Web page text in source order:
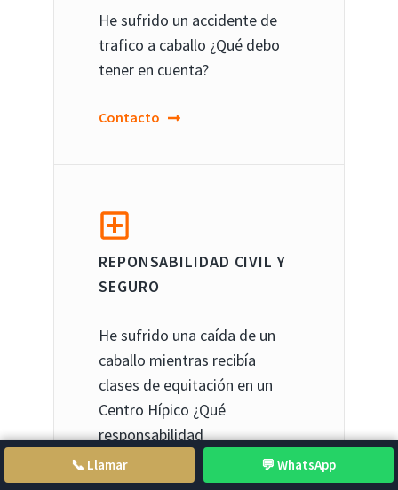
He sufrido un accidente de
trafico a caballo ¿Qué debo
tener en cuenta?
Contacto
REPONSABILIDAD CIVIL Y
SEGURO
He sufrido una caída de un
caballo mientras recibía
clases de equitación en un
Centro Hípico ¿Qué
responsabilidad
Contacto
📞 Llamar 💬 WhatsApp